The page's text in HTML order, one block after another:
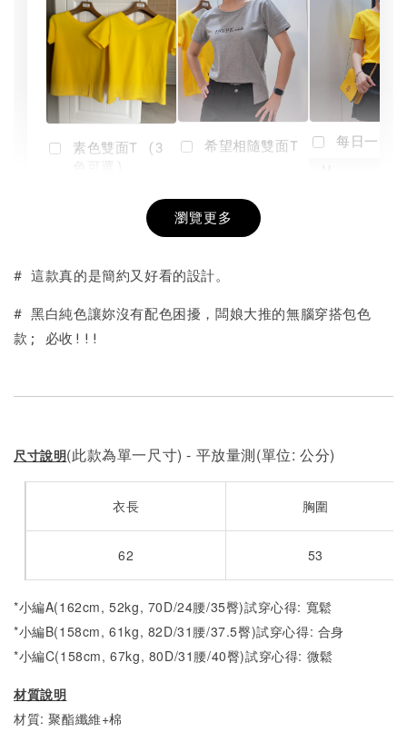
素色雙面T (3
+
希望相隨雙面T
NT$ 190
-
每日一笑
瀏覽更多
# 這款真的是簡約又好看的設計。
# 黑白純色讓妳沒有配色困擾，闆娘大推的無腦穿搭包色
款; 必收!!!
尺寸說明(此款為單一尺寸) - 平放量測(單位: 公分)
衣長 胸圍
62 53
*小編A(162cm, 52kg, 70D/24腰/35臀)試穿心得: 寬鬆
*小編B(158cm, 61kg, 82D/31腰/37.5臀)試穿心得: 合身
*小編C(158cm, 67kg, 80D/31腰/40臀)試穿心得: 微鬆
材質說明
材質: 聚酯纖維+棉